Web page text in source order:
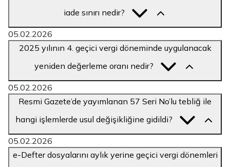
iade sınırı nedir?
05.02.2026
2025 yılının 4. geçici vergi döneminde uygulanacak
yeniden değerleme oranı nedir?
05.02.2026
Resmi Gazete’de yayımlanan 57 Seri No’lu tebliğ ile
hangi işlemlerde usul değişikliğine gidildi?
05.02.2026
e-Defter dosyalarını aylık yerine geçici vergi dönemleri